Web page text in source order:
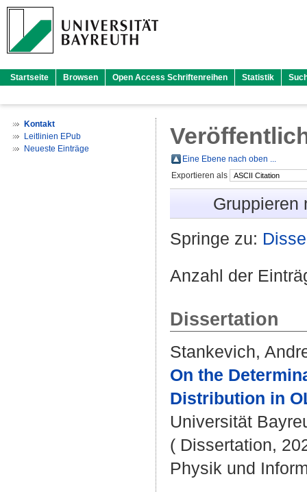
Startseite Browsen Open Access Schriftenreihen Statistik
Kontakt
Leitlinien EPub
Neueste Einträge
Eine Ebene nach oben ...
Exportieren als
Gruppieren
Springe zu:
Anzahl der
Dissertation
Stankevich,
On the
Distribution in
Universität
( Dissertation,
Physik und